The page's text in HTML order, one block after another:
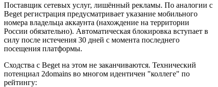
Поставщик сетевых услуг, лишённый рекламы. По аналогии с
Beget регистрация предусматривает указание мобильного
номера владельца аккаунта (нахождение на территории
России обязательно). Автоматическая блокировка вступает в
силу после истечения 30 дней с момента последнего
посещения платформы.
Сходства с Beget на этом не заканчиваются. Технический
потенциал 2domains во многом идентичен "коллеге" по
рейтингу: